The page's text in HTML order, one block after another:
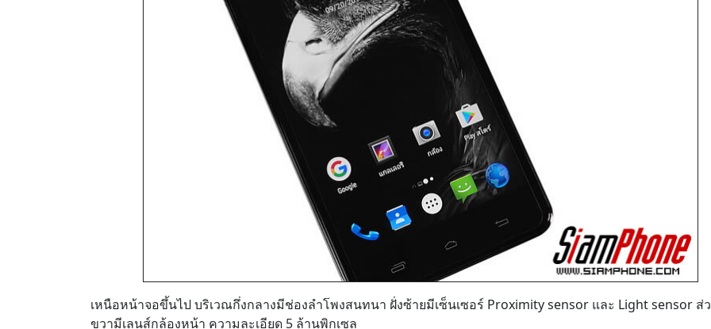
เหนือหน้าจอขึ้นไป บริเวณกึ่งกลางมีช่องลำโพงสนทนา ฝั่งซ้ายมีเซ็นเซอร์ Proximity sensor และ Light sensor ส่
ขวามีเลนส์กล้องหน้า ความละเอียด 5 ล้านพิกเซล